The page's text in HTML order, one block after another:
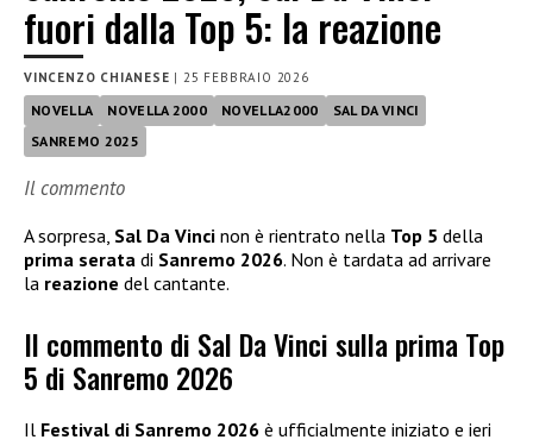
fuori dalla Top 5: la reazione
VINCENZO CHIANESE | 25 FEBBRAIO 2026
NOVELLA NOVELLA 2000 NOVELLA2000
SAL DA VINCI
SANREMO 2025
Il commento
A sorpresa, Sal Da Vinci non è rientrato nella Top 5 della
prima serata di Sanremo 2026. Non è tardata ad arrivare
la reazione del cantante.
Il commento di Sal Da Vinci sulla prima Top
5 di Sanremo 2026
Il Festival di Sanremo 2026 è ufficialmente iniziato e ieri